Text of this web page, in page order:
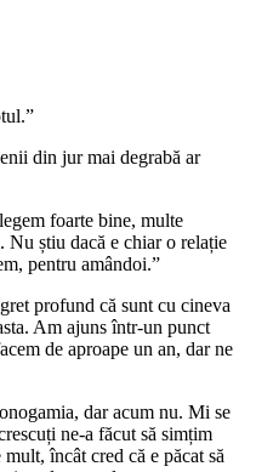
din jur mai degrabă ar
foarte bine, multe
Nu știu dacă e chiar o relație
pentru amândoi.”
profund că sunt cu cineva
Am ajuns într-un punct
de aproape un an, dar ne
dar acum nu. Mi se
ne-a făcut să simțim
încât cred că e păcat să